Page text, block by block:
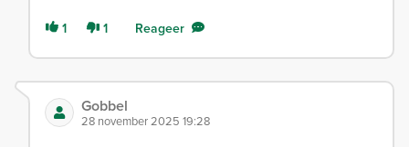
1 1 Reageer
Gobbel
28 november 2025 19:28